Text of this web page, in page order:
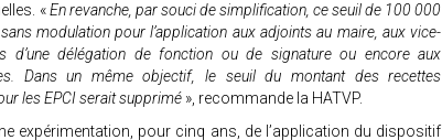
«En revanche, par souci de simplification, ce seuil de 100 000
modulation pour l’application aux adjoints au maire, aux vice-
d’une délégation de fonction ou de signature ou encore aux
Dans un même objectif, le seuil du montant des recettes
les EPCI serait supprimé », recommande la HATVP.
expérimentation, pour cinq ans, de l’application du dispositif